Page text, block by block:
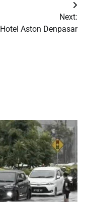
Next:
Hotel Aston Denpasar